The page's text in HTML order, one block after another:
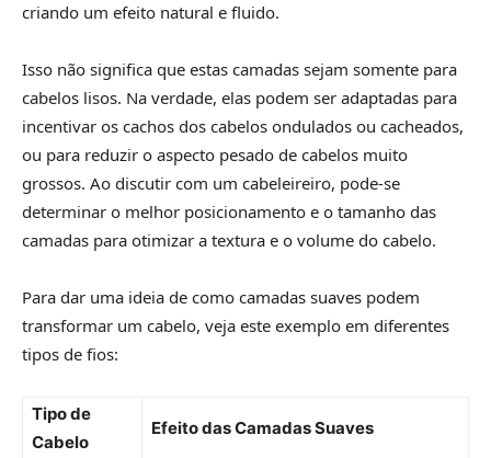
criando um efeito natural e fluido.
Isso não significa que estas camadas sejam somente para
cabelos lisos. Na verdade, elas podem ser adaptadas para
incentivar os cachos dos cabelos ondulados ou cacheados,
ou para reduzir o aspecto pesado de cabelos muito
grossos. Ao discutir com um cabeleireiro, pode-se
determinar o melhor posicionamento e o tamanho das
camadas para otimizar a textura e o volume do cabelo.
Para dar uma ideia de como camadas suaves podem
transformar um cabelo, veja este exemplo em diferentes
tipos de fios:
Tipo de
Cabelo
Efeito das Camadas Suaves